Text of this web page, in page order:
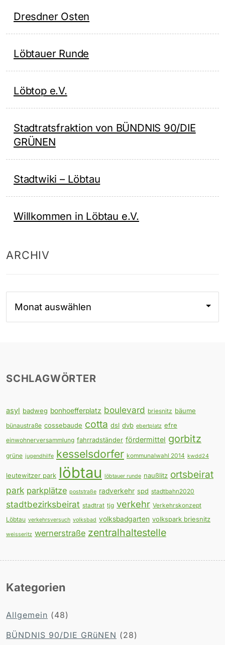
Dresdner Osten
Löbtauer Runde
Löbtop e.V.
Stadtratsfraktion von BÜNDNIS 90/DIE
GRÜNEN
Stadtwiki – Löbtau
Willkommen in Löbtau e.V.
ARCHIV
SCHLAGWÖRTER
asyl badweg bonhoefferplatz boulevard briesnitz bäume
bünaustraße cossebaude cotta dsl dvb ebertplatz efre
einwohnerversammlung fahrradständer fördermittel gorbitz
grüne jugendhilfe kesselsdorfer kommunalwahl 2014 kwdd24
leutewitzer park löbtau löbtauer runde naußlitz ortsbeirat
park parkplätze poststraße radverkehr spd stadtbahn2020
stadtbezirksbeirat stadtrat tjg verkehr Verkehrskonzept
Löbtau verkehrsversuch volksbad volksbadgarten volkspark briesnitz
weisseritz wernerstraße zentralhaltestelle
Kategorien
Allgemein (48)
BÜNDNIS 90/DIE GRüNEN (28)